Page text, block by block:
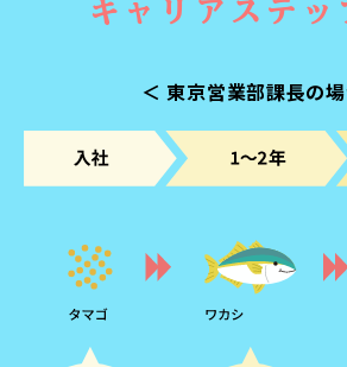
キャリアステッ
＜ 東京営業部課長の